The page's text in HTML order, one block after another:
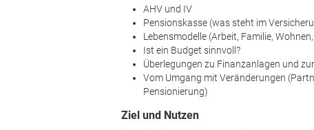
AHV und IV
Pensionskasse (was steht im
Lebensmodelle (Arbeit, Familie,
Ist ein Budget sinnvoll?
Überlegungen zu Finanzanlagen und
Vom Umgang mit Veränderungen
Pensionierung)
Ziel und Nutzen